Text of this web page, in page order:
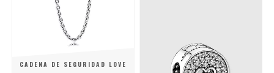
CADENA DE SEGURIDAD LOVE